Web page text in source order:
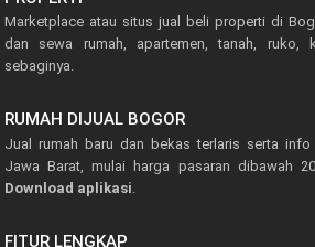
Marketplace atau situs jual beli properti di
dan sewa rumah, apartemen, tanah, ruko,
sebaginya.
RUMAH DIJUAL BOGOR
Jual rumah baru dan bekas terlaris serta
Jawa Barat, mulai harga pasaran dibawah
Download aplikasi.
FITUR LENGKAP